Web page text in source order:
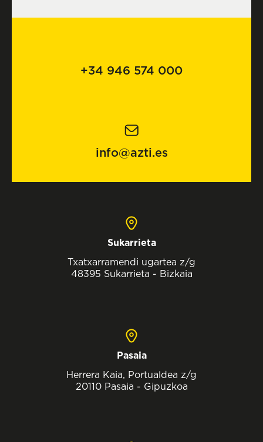
+34 946 574 000
info@azti.es
Sukarrieta
Txatxarramendi ugartea z/g
48395 Sukarrieta - Bizkaia
Pasaia
Herrera Kaia, Portualdea z/g
20110 Pasaia - Gipuzkoa